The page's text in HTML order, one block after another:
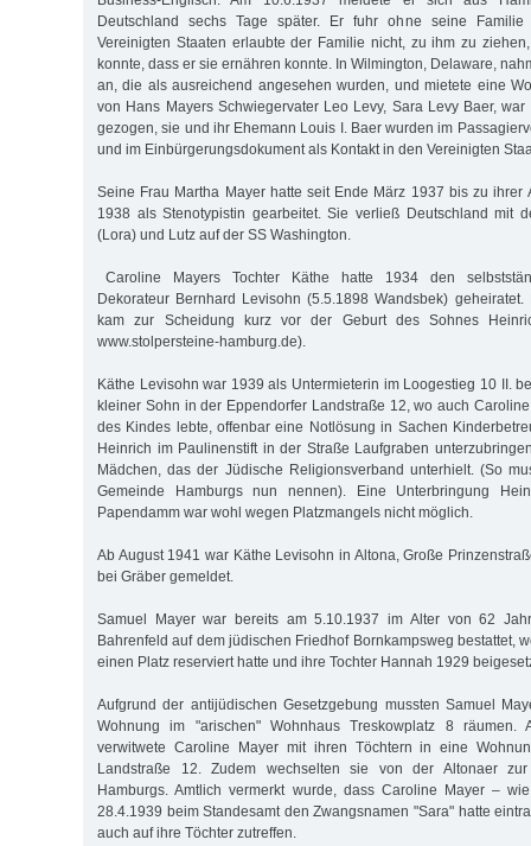
Deutschland sechs Tage später. Er fuhr ohne seine
Vereinigten Staaten erlaubte der Familie nicht, zu ihm zu
konnte, dass er sie ernähren konnte. In Wilmington, Delaware,
an, die als ausreichend angesehen wurden, und mietete eine
von Hans Mayers Schwiegervater Leo Levy, Sara Levy Baer,
gezogen, sie und ihr Ehemann Louis I. Baer wurden im
und im Einbürgerungsdokument als Kontakt in den Vereinigten
Seine Frau Martha Mayer hatte seit Ende März 1937 bis zu ihrer
1938 als Stenotypistin gearbeitet. Sie verließ Deutschland mit
(Lora) und Lutz auf der SS Washington.
Caroline Mayers Tochter Käthe hatte 1934 den
Dekorateur Bernhard Levisohn (5.5.1898 Wandsbek)
kam zur Scheidung kurz vor der Geburt des Sohnes
www.stolpersteine-hamburg.de).
Käthe Levisohn war 1939 als Untermieterin im Loogestieg 10 II.
kleiner Sohn in der Eppendorfer Landstraße 12, wo auch
des Kindes lebte, offenbar eine Notlösung in Sachen
Heinrich im Paulinenstift in der Straße Laufgraben
Mädchen, das der Jüdische Religionsverband unterhielt. (So
Gemeinde Hamburgs nun nennen). Eine Unterbringung
Papendamm war wohl wegen Platzmangels nicht möglich.
Ab August 1941 war Käthe Levisohn in Altona, Große
bei Gräber gemeldet.
Samuel Mayer war bereits am 5.10.1937 im Alter von 62
Bahrenfeld auf dem jüdischen Friedhof Bornkampsweg bestattet,
einen Platz reserviert hatte und ihre Tochter Hannah 1929
Aufgrund der antijüdischen Gesetzgebung mussten Samuel
Wohnung im "arischen" Wohnhaus Treskowplatz 8 räumen.
verwitwete Caroline Mayer mit ihren Töchtern in eine
Landstraße 12. Zudem wechselten sie von der Altonaer zur
Hamburgs. Amtlich vermerkt wurde, dass Caroline Mayer –
28.4.1939 beim Standesamt den Zwangsnamen "Sara" hatte
auch auf ihre Töchter zutreffen.